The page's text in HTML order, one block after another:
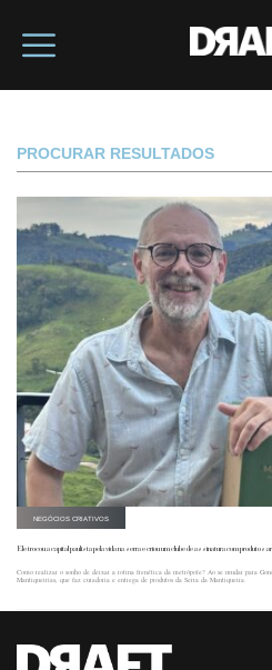
PROCURAR RESULTADOS
NEGÓCIOS CRIATIVOS
Ele trocou a capital paulista pela vida na serra e criou um clube de assinatura com produtos
Como realizar o sonho de deixar a rotina frenética da metrópole? Ao se mudar para
Mantiqueirias, que faz curadoria e entrega de produtos da Serra da Mantiqueira.